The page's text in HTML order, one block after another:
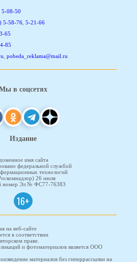
5-08-50
5-58-76 5-21-66
65
85
pobeda_reklama@mail.ru
в соцсетях
Издание
имя сайта
федеральной службой
технологий
26 июля
номер Эл № ФС77-76383
16+
на веб-сайте
в соответствии
праве.
и фотоматериалов является ООО
материалов без гиперрассылки на